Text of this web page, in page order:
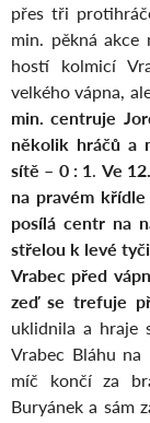
přes tři
min. pěkná akce
hostí kolmicí
velkého vápna,
min. centruje
několik hráčů a
sítě – 0 : 1. Ve
na pravém
posílá centr na
střelou k levé
Vrabec před
zeď se trefuje
uklidnila a hraje
Vrabec Bláhu
míč končí za
Buryánek a sám